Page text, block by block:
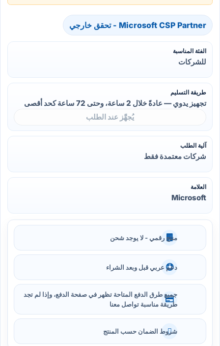
Microsoft CSP Partner - تحقق خارجي
الفئة المناسبة
للشركات
طريقة التسليم
تجهيز يدوي — عادةً خلال 2 ساعة، وحتى 72 ساعة كحد أقصى
يُجهَّز عند الطلب
آلية الطلب
شركات معتمدة فقط
العلامة
Microsoft
منتج رقمي - لا يوجد شحن
دعم عربي قبل وبعد الشراء
جميع طرق الدفع المتاحة تظهر في صفحة الدفع، وإذا لم تجد
طريقة مناسبة تواصل معنا
شروط الضمان حسب المنتج